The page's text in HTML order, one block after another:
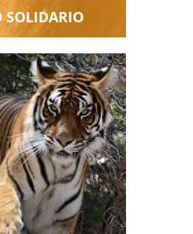
SOLIDARIO
con
también
ayuda. ¿Tienes